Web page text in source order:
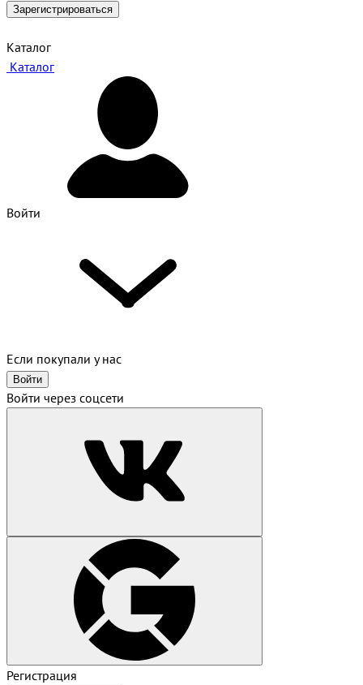
Зарегистрироваться
Каталог
Каталог
Войти
Если покупали у нас
Войти
Войти через соцсети
Регистрация